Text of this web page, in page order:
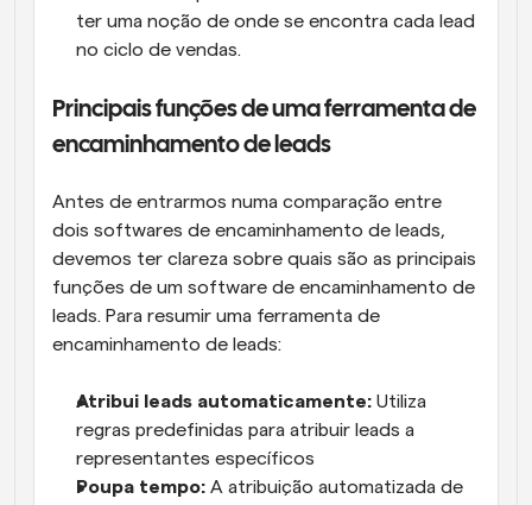
ter uma noção de onde se encontra cada lead
no ciclo de vendas.
Principais funções de uma ferramenta de
encaminhamento de leads
Antes de entrarmos numa comparação entre
dois softwares de encaminhamento de leads,
devemos ter clareza sobre quais são as principais
funções de um software de encaminhamento de
leads. Para resumir uma ferramenta de
encaminhamento de leads:
Atribui leads automaticamente: Utiliza
regras predefinidas para atribuir leads a
representantes específicos
Poupa tempo: A atribuição automatizada de